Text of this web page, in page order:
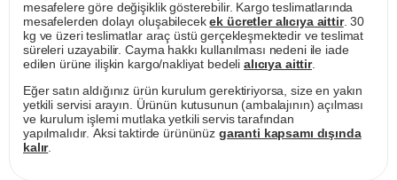
mesafelere göre değişiklik gösterebilir. Kargo teslimatlarında
mesafelerden dolayı oluşabilecekek ücretler alıcıya aittir. 30
kg ve üzeri teslimatlar araç üstü gerçekleşmektedir ve teslimat
süreleri uzayabilir. Cayma hakkı kullanılması nedeni ile iade
edilen ürüne ilişkin kargo/nakliyat bedeli alıcıya aittir.
Eğer satın aldığınız ürün kurulum gerektiriyorsa, size en yakın
yetkili servisi arayın. Ürünün kutusunun (ambalajının) açılması
ve kurulum işlemi mutlaka yetkili servis tarafından
yapılmalıdır. Aksi taktirde ürününüz garanti kapsamı dışında
kalır.